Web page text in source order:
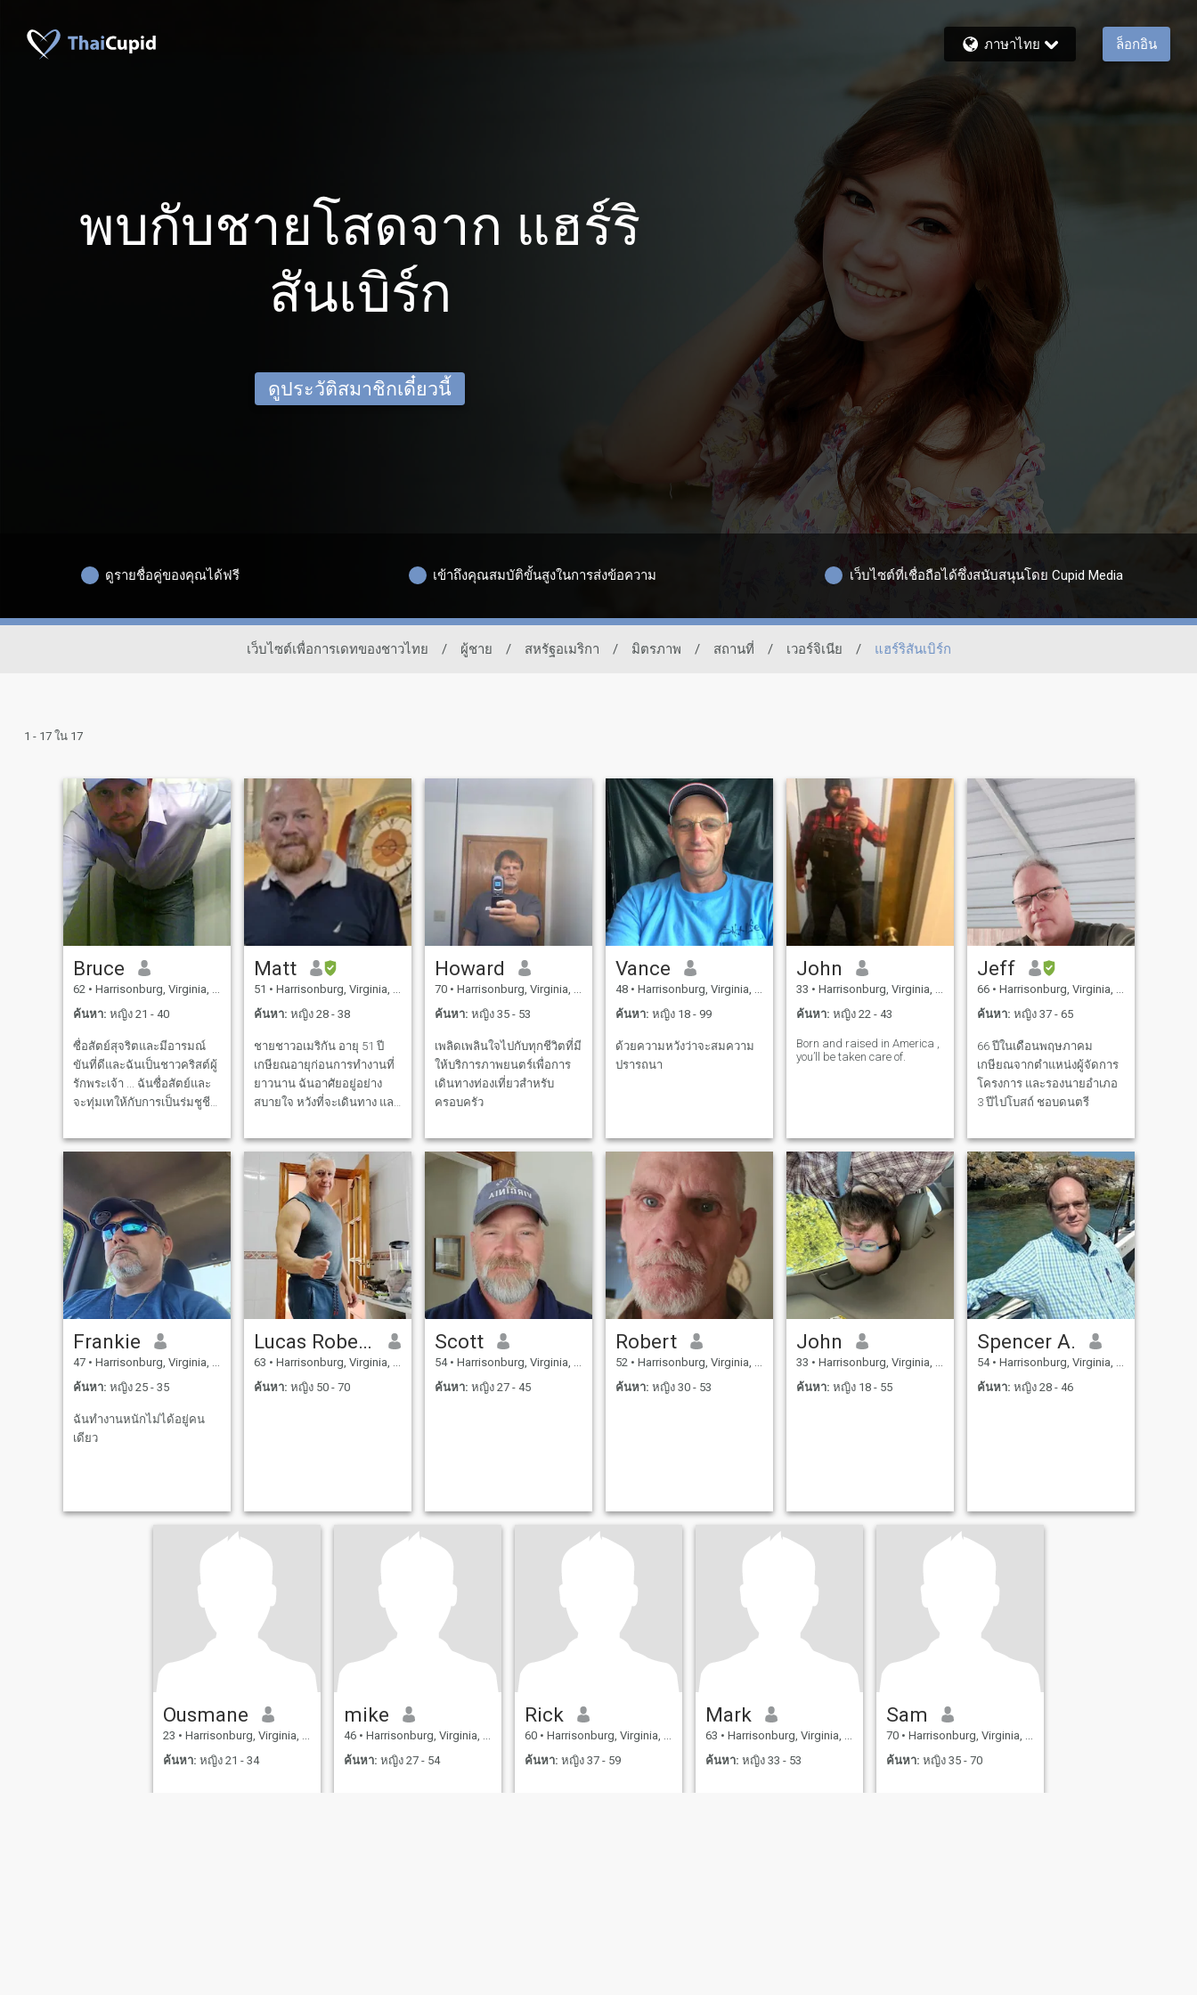
ภาษาไทย ล็อกอิน
พบกับชายโสดจาก แฮร์ริ
สันเบิร์ก
ดูประวัติสมาชิกเดี๋ยวนี้
ดูรายชื่อคู่ของคุณได้ฟรี เข้าถึงคุณสมบัติขั้นสูงในการส่งข้อความ เว็บไซต์ที่เชื่อถือได้ซึ่งสนับสนุนโดย Cupid Media
เว็บไซต์เพื่อการเดทของชาวไทย / ผู้ชาย / สหรัฐอเมริกา / มิตรภาพ / สถานที่ / เวอร์จิเนีย / แฮร์ริสันเบิร์ก
1 - 17 ใน 17
Bruce
62 • Harrisonburg, Virginia, สหรัฐอเมริกา
ค้นหา: หญิง 21 - 40
ซื่อสัตย์สุจริตและมีอารมณ์
ขันที่ดีและฉันเป็นชาวคริสต์ผู้
รักพระเจ้า ... ฉันซื่อสัตย์และ
จะทุ่มเทให้กับการเป็นร่มชูชีพ
ที่ดี ฉันไม่รวยแต่เป็นผู้ให้
สิ่งที่เราได้เรียนรู้เพื่อนำไปสู่
ความพึงพอใจในชีวิต ฉันอาจ
จะไม่ใช่คนที่ดูดีหรือร่ำรวย
พอๆกับคนคนถัดไปแต่ฉันก็
โอเคนะ ข้าพอใจที่พระเจ้า
ทรงให้ข้าเป็น ความสุขคือทาง
เลือกหนึ่งที่เราทำทุกวันเมื่อ
เลือกที่จะหัวเราะหรือร้องไห้
.... ฉันเลือกที่จะหัวเราะและ
เป็นคนที่มีความสุข ฉันไม่ได้
ทำให้ฉันมีความสุข ผมกำลัง
มองหาคนที่มีความสุขกับ ...
มอบให้ to...noเป็นผู้ควบคุม
สุขเป็นของคุณและจิตใจดัง
นั้นอย่าให้ความสุขโดยสิ้นเชิง
หรือให้ใครบางคนขโมยความ
สุขนั้น ฉันอยากพบใครสักคน
ที่มีความสุขอยู่แล้วและเราจะ
Matt
51 • Harrisonburg, Virginia, สหรัฐอเมริกา
ค้นหา: หญิง 28 - 38
ชายชาวอเมริกัน อายุ 51 ปี
เกษียณอายุก่อนการทํางานที่
ยาวนาน ฉันอาศัยอยู่อย่าง
สบายใจ หวังที่จะเดินทาง และ
ภาพยนตร์ที่บ้าน และการ
ผจญภัยที่เงียบ ฉันสงบ,
ซื่อสัตย์, และโรงเรียนเก่า: ฉัน
เชื่อในการดูแลผู้หญิงที่ฉันรัก
และสร้างชีวิตที่สงบสุขร่วมกัน
ฉันชอบที่จะทํางาน และหวัง
ว่าคุณจะทําเช่นเดียวกัน
Howard
70 • Harrisonburg, Virginia, สหรัฐอเมริกา
ค้นหา: หญิง 35 - 53
เพลิดเพลินใจไปกับทุกชีวิตที่มี
ให้บริการภาพยนตร์เพื่อการ
เดินทางท่องเที่ยวสำหรับ
ครอบครัว
Vance
48 • Harrisonburg, Virginia, สหรัฐอเมริกา
ค้นหา: หญิง 18 - 99
ด้วยความหวังว่าจะสมความ
ปรารถนา
John
33 • Harrisonburg, Virginia, สหรัฐอเมริกา
ค้นหา: หญิง 22 - 43
Born and raised in America ,
you’ll be taken care of.
Jeff
66 • Harrisonburg, Virginia, สหรัฐอเมริกา
ค้นหา: หญิง 37 - 65
66 ปีในเดือนพฤษภาคม
เกษียณจากตําแหน่งผู้จัดการ
โครงการ และรองนายอําเภอ
3 ปีไปโบสถ์ ชอบดนตรี
Frankie
47 • Harrisonburg, Virginia, สหรัฐอเมริกา
ค้นหา: หญิง 25 - 35
ฉันทำงานหนักไม่ได้อยู่คน
เดียว
Lucas Roberto
63 • Harrisonburg, Virginia, สหรัฐอเมริกา
ค้นหา: หญิง 50 - 70
Scott
54 • Harrisonburg, Virginia, สหรัฐอเมริกา
ค้นหา: หญิง 27 - 45
Robert
52 • Harrisonburg, Virginia, สหรัฐอเมริกา
ค้นหา: หญิง 30 - 53
John
33 • Harrisonburg, Virginia, สหรัฐอเมริกา
ค้นหา: หญิง 18 - 55
Spencer A.
54 • Harrisonburg, Virginia, สหรัฐอเมริกา
ค้นหา: หญิง 28 - 46
Ousmane
23 • Harrisonburg, Virginia, สหรัฐอเมริกา
ค้นหา: หญิง 21 - 34
mike
46 • Harrisonburg, Virginia, สหรัฐอเมริกา
ค้นหา: หญิง 27 - 54
Rick
60 • Harrisonburg, Virginia, สหรัฐอเมริกา
ค้นหา: หญิง 37 - 59
Mark
63 • Harrisonburg, Virginia, สหรัฐอเมริกา
ค้นหา: หญิง 33 - 53
Sam
70 • Harrisonburg, Virginia, สหรัฐอเมริกา
ค้นหา: หญิง 35 - 70